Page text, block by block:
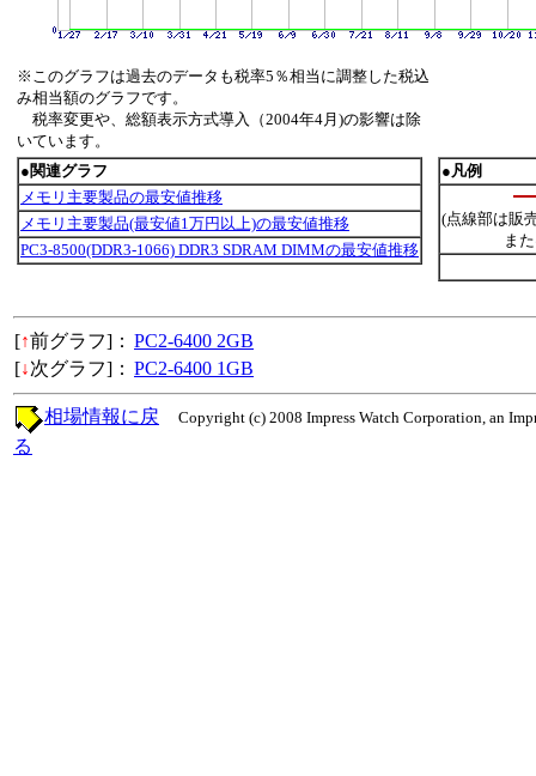
※このグラフは過去のデータも税率5％相当に調整した税込
み相当額のグラフです。
税率変更や、総額表示方式導入（2004年4月)の影響は除
いています。
●関連グラフ
メモリ主要製品の最安値推移
メモリ主要製品(最安値1万円以上)の最安値推移
PC3-8500(DDR3-1066) DDR3 SDRAM DIMMの最安値推移
●凡例
(点線部は販
ま
[↑前グラフ]： PC2-6400 2GB
[↓次グラフ]： PC2-6400 1GB
Copyright (c) 2008 Impress Watch Corporation, an
相場情報に戻
る